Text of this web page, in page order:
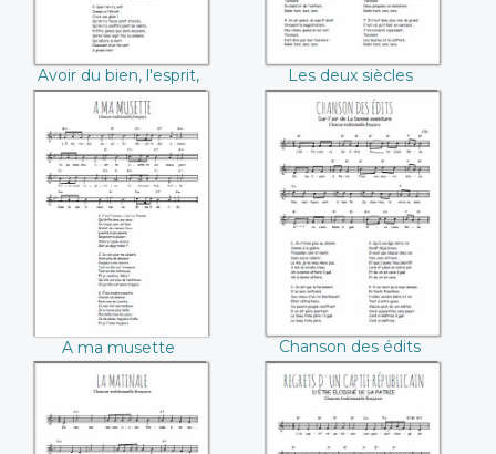
Avoir du bien, l'esprit,
le corps sain
Les deux siècles
A ma musette
A ma musette
Chanson des édits
Chanson des édits
La matinale
Regrets d'un captif